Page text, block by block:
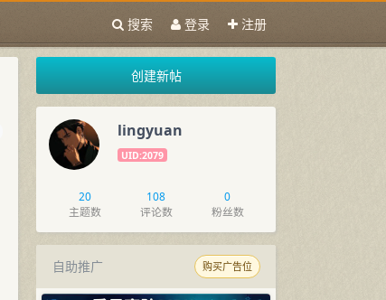
搜索 登录 注册
创建新帖
lingyuan
UID:2079
20
主题数
108
评论数
0
粉丝数
自助推广 购买广告位